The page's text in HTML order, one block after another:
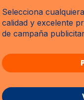
Selecciona
calidad y excelente
de campaña